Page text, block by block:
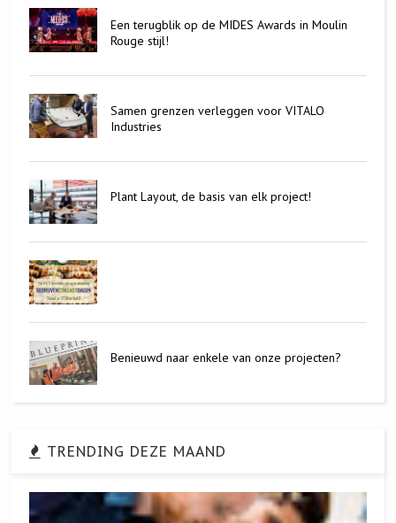
Een terugblik op de MIDES Awards in Moulin
Rouge stijl!
Samen grenzen verleggen voor VITALO
Industries
Plant Layout, de basis van elk project!
Benieuwd naar enkele van onze projecten?
TRENDING DEZE MAAND